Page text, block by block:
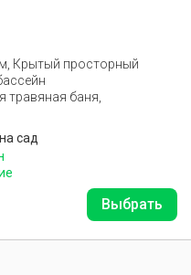
Крытый просторный
баня,
сад
Выбрать